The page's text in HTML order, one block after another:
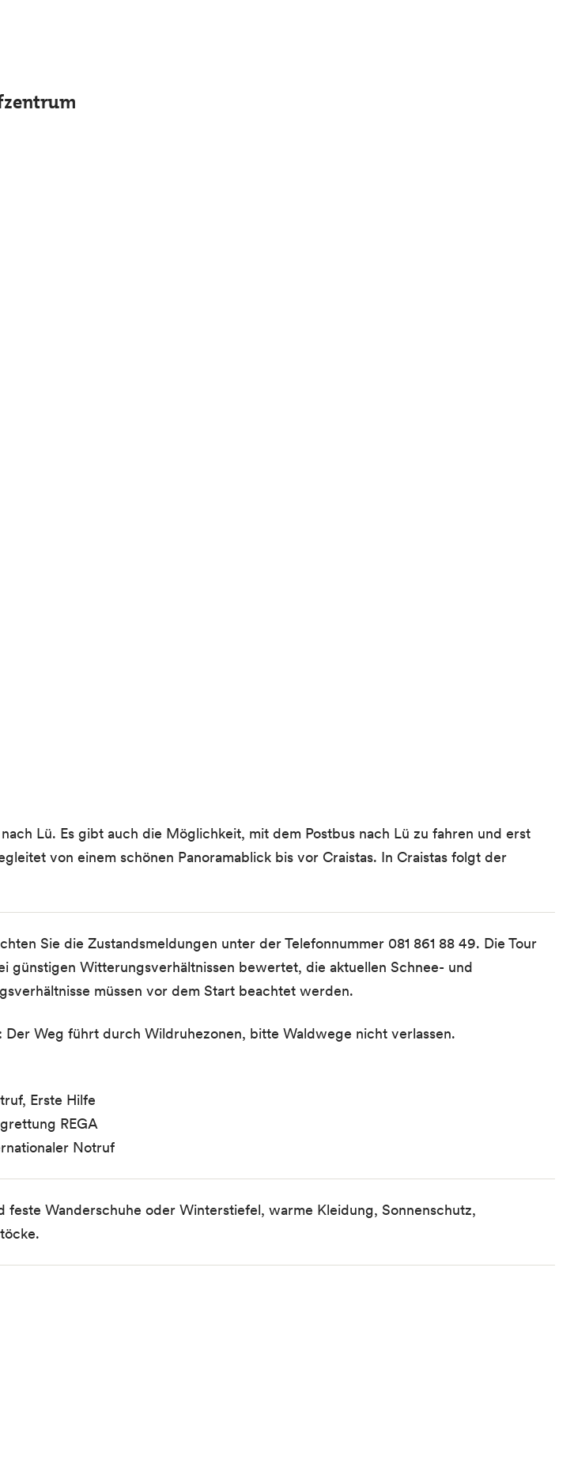
Lü. Es gibt auch die Möglichkeit, mit dem Postbus nach Lü zu fahren und erst
von einem schönen Panoramablick bis vor Craistas. In Craistas folgt der
Sie die Zustandsmeldungen unter der Telefonnummer 081 861 88 49. Die Tour
günstigen Witterungsverhältnissen bewertet, die aktuellen Schnee- und
müssen vor dem Start beachtet werden.
Der Weg führt durch Wildruhezonen, bitte Waldwege nicht verlassen.
Erste Hilfe
REGA
Notruf
feste Wanderschuhe oder Winterstiefel, warme Kleidung, Sonnenschutz,